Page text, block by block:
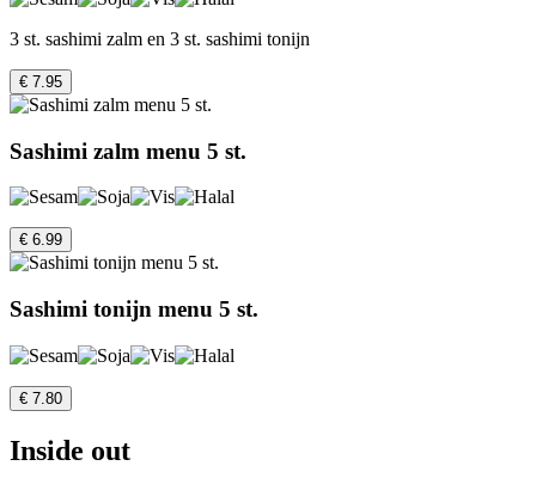
3 st. sashimi zalm en 3 st. sashimi tonijn
€ 7.95
Sashimi zalm menu 5 st.
€ 6.99
Sashimi tonijn menu 5 st.
€ 7.80
Inside out